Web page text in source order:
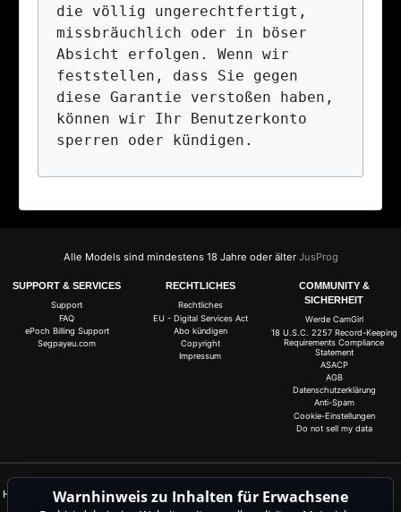
die völlig ungerechtfertigt,
missbräuchlich oder in böser
Absicht erfolgen. Wenn wir
feststellen, dass Sie gegen
diese Garantie verstoßen haben,
können wir Ihr Benutzerkonto
Alle Models sind mindestens 18 Jahre oder älter JusProg
SUPPORT & SERVICES
Support
FAQ
ePoch Billing Support
Segpayeu.com
RECHTLICHES
Rechtliches
EU - Digital Services Act
Abo kündigen
Copyright
Impressum
COMMUNITY &
SICHERHEIT
Werde CamGirl
18 U.S.C. 2257 Record-Keeping
Requirements Compliance
Statement
ASACP
AGB
Datenschutzerklärung
Anti-Spam
Cookie-Einstellungen
Do not sell my data
Hol Dir jetzt 20 Gratis-Coins für alle Livecams! 100 % gratis, kein Risiko, kein Abo!
Warnhinweis zu Inhalten für Erwachsene